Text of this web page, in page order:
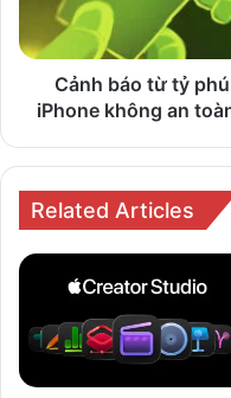
đầu
giới:
toàn
hơn
Android
tưởng
Cảnh báo từ tỷ
iPhone không an
Related Articles